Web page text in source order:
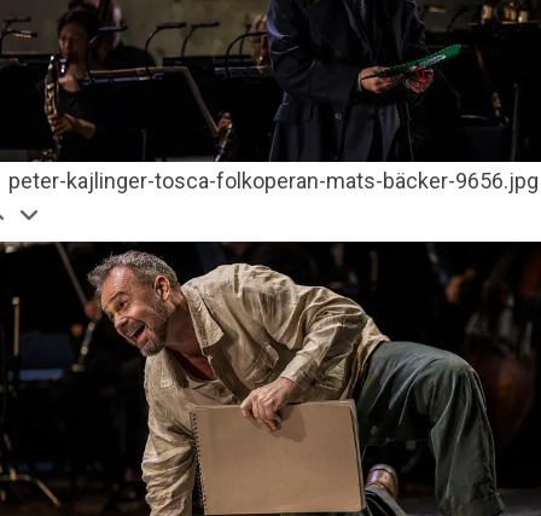
peter-kajlinger-tosca-folkoperan-mats-bäcker-9656.jpg